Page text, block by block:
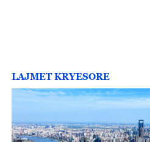
LAJMET KRYESORE